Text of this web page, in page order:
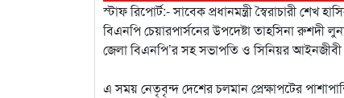
স্টাফ রিপোর্ট:- সাবেক প্রধানমন্ত্রী স্বৈরাচারী শেখ
বিএনপি চেয়ারপার্সনের উপদেষ্টা তাহসিনা রুশদী
জেলা বিএনপি’র সহ সভাপতি ও সিনিয়র
এ সময় নেতৃবৃন্দ দেশের চলমান প্রেক্ষাপটের